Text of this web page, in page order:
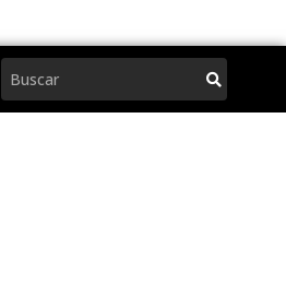
Pesquisar